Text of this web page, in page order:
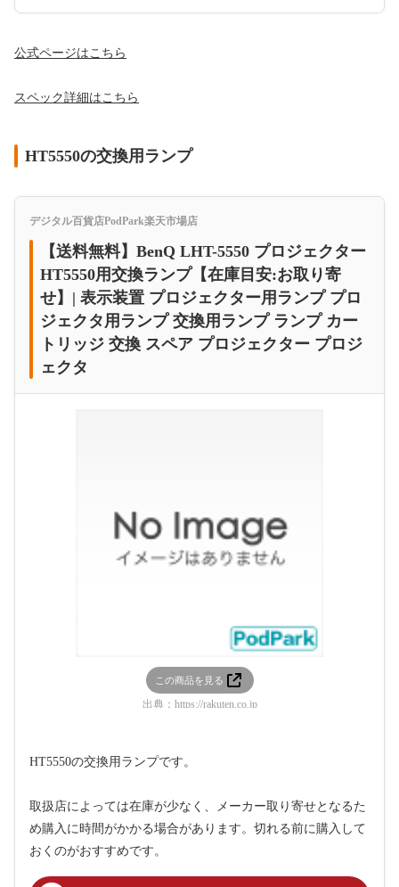
公式ページはこちら
スペック詳細はこちら
HT5550の交換用ランプ
デジタル百貨店PodPark楽天市場店
【送料無料】BenQ LHT-5550 プロジェクター
HT5550用交換ランプ【在庫目安:お取り寄
せ】| 表示装置 プロジェクター用ランプ プロ
ジェクタ用ランプ 交換用ランプ ランプ カー
トリッジ 交換 スペア プロジェクター プロジ
ェクタ
この商品を見る
出典： https://rakuten.co.jp
HT5550の交換用ランプです。
取扱店によっては在庫が少なく、メーカー取り寄せとなるた
め購入に時間がかかる場合があります。切れる前に購入して
おくのがおすすめです。